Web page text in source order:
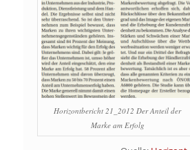
Horizontbericht 21_2012 Der Anteil der
Marke am Erfolg